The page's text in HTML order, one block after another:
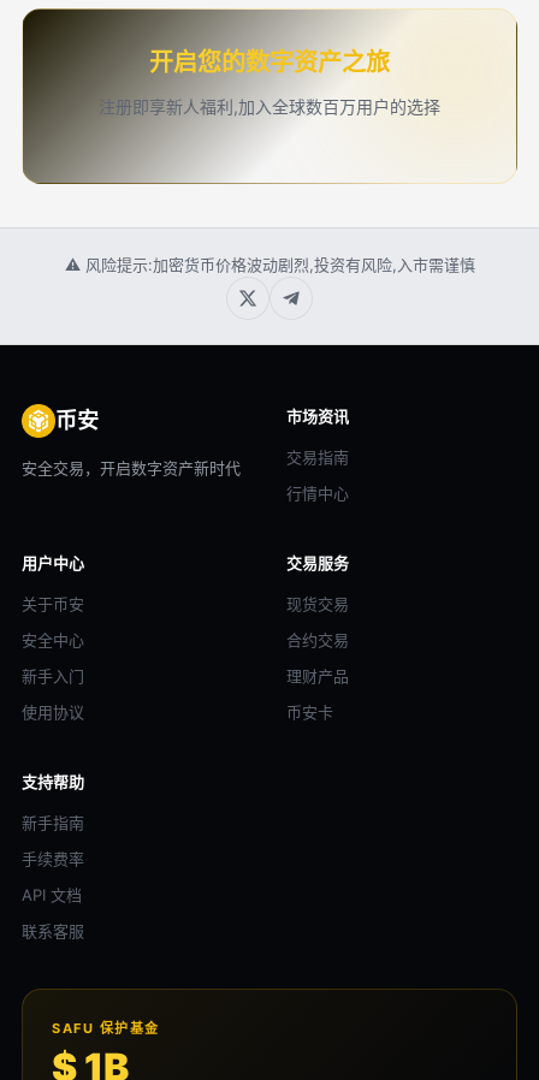
开启您的数字资产之旅
注册即享新人福利,加入全球数百万用户的选择
⚠ 风险提示:加密货币价格波动剧烈,投资有风险,入市需谨慎
币安
安全交易，开启数字资产新时代
市场资讯
交易指南
行情中心
用户中心
关于币安
安全中心
新手入门
使用协议
交易服务
现货交易
合约交易
理财产品
币安卡
支持帮助
新手指南
手续费率
API 文档
联系客服
SAFU 保护基金
$ 1B